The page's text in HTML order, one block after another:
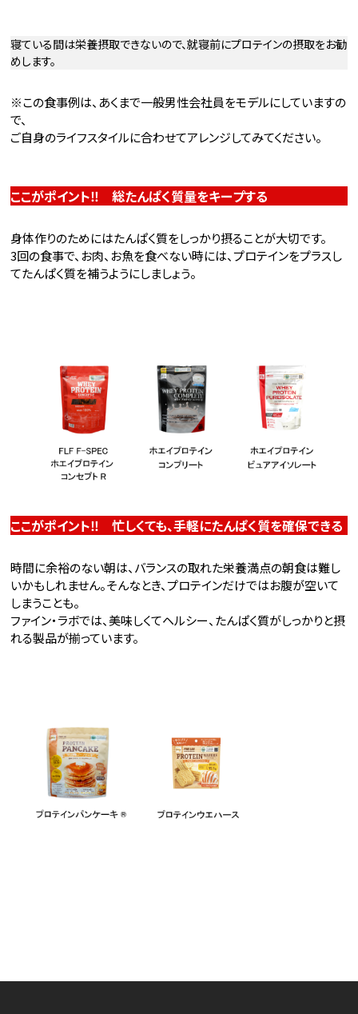
寝ている間は栄養摂取できないので、就寝前にプロテインの摂取をお勧
めします。
※この食事例は、あくまで一般男性会社員をモデルにしていますの
で、
ご自身のライフスタイルに合わせてアレンジしてみてください。
ここがポイント‼ 総たんぱく質量をキープする
身体作りのためにはたんぱく質をしっかり摂ることが大切です。
3回の食事で、お肉、お魚を食べない時には、プロテインをプラスし
てたんぱく質を補うようにしましょう。
ここがポイント‼ 忙しくても、手軽にたんぱく質を確保できる
時間に余裕のない朝は、バランスの取れた栄養満点の朝食は難し
いかもしれません。そんなとき、プロテインだけではお腹が空いて
しまうことも。
ファイン・ラボでは、美味しくてヘルシー、たんぱく質がしっかりと摂
れる製品が揃っています。